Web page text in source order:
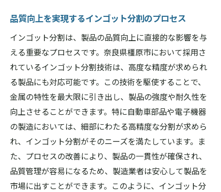
品質向上を実現するインゴット分割のプロセス
インゴット分割は、製品の品質向上に直接的な影響を与
える重要なプロセスです。奈良県橿原市において採用さ
れているインゴット分割技術は、高度な精度が求められ
る製品にも対応可能です。この技術を駆使することで、
金属の特性を最大限に引き出し、製品の強度や耐久性を
向上させることができます。特に自動車部品や電子機器
の製造においては、細部にわたる高精度な分割が求めら
れ、インゴット分割がそのニーズを満たしています。ま
た、プロセスの改善により、製品の一貫性が確保され、
品質管理が容易になるため、製造業者は安心して製品を
市場に出すことができます。このように、インゴット分